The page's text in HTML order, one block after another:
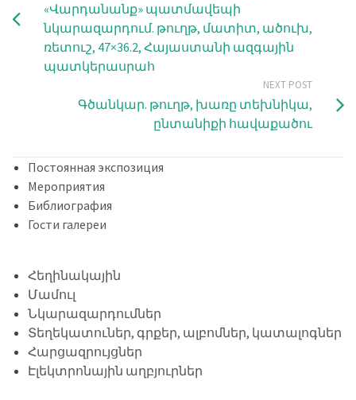
«Վարդանանք» պատմավեպի
նկարազարդում. թուղթ, մատիտ, ածուխ,
ռետուշ, 47×36.2, Հայաստանի ազգային
պատկերասրահ
NEXT POST
Գծանկար. թուղթ, խառը տեխնիկա,
ընտանիքի հավաքածու
Постоянная экспозиция
Мероприятия
Библиография
Гости галереи
Հեղինակային
Մամուլ
Նկարազարդումներ
Տեղեկատուներ, գրքեր, ալբոմներ, կատալոգներ
Հարցազրույցներ
Էլեկտրոնային աղբյուրներ